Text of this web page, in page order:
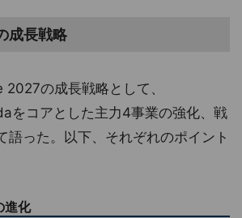
成長戦略
の成長戦略として、
をコアとした主力4事業の強化、戦
語った。以下、それぞれのポイント
進化